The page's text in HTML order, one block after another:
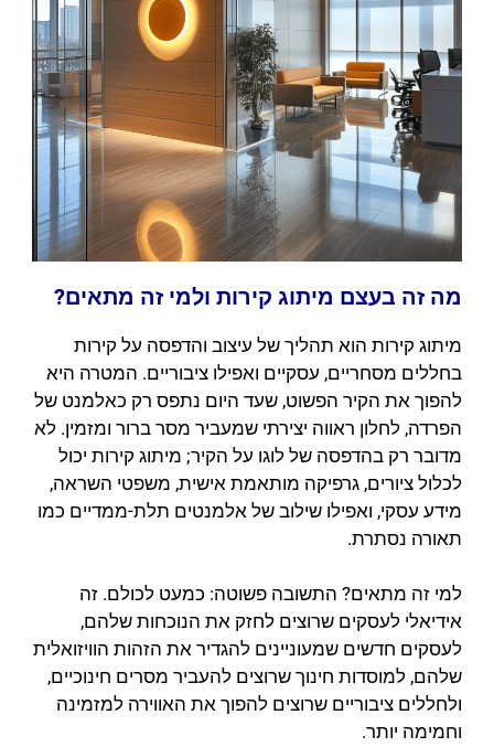
מה זה בעצם מיתוג קירות ולמי זה מתאים?
מיתוג קירות הוא תהליך של עיצוב והדפסה על קירות
בחללים מסחריים, עסקיים ואפילו ציבוריים. המטרה היא
להפוך את הקיר הפשוט, שעד היום נתפס רק כאלמנט של
הפרדה, לחלון ראווה יצירתי שמעביר מסר ברור ומזמין. לא
מדובר רק בהדפסה של לוגו על הקיר; מיתוג קירות יכול
לכלול ציורים, גרפיקה מותאמת אישית, משפטי השראה,
מידע עסקי, ואפילו שילוב של אלמנטים תלת-ממדיים כמו
תאורה נסתרת.
למי זה מתאים? התשובה פשוטה: כמעט לכולם. זה
אידיאלי לעסקים שרוצים לחזק את הנוכחות שלהם,
לעסקים חדשים שמעוניינים להגדיר את הזהות הוויזואלית
שלהם, למוסדות חינוך שרוצים להעביר מסרים חינוכיים,
ולחללים ציבוריים שרוצים להפוך את האווירה למזמינה
וחמימה יותר.